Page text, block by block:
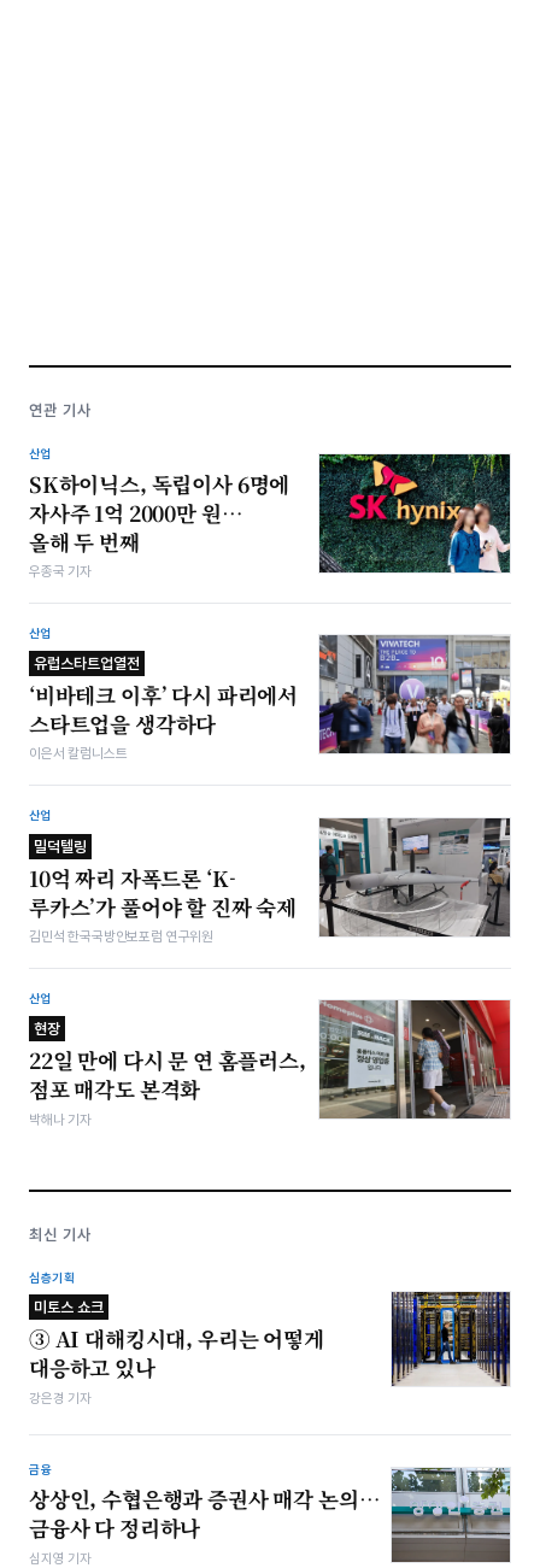
연관 기사
산업
SK하이닉스, 독립이사 6명에
자사주 1억 2000만 원…
올해 두 번째
우종국 기자
산업
유럽스타트업열전
‘비바테크 이후’ 다시 파리에서
스타트업을 생각하다
이은서 칼럼니스트
산업
밀덕텔링
10억 짜리 자폭드론 ‘K-
루카스’가 풀어야 할 진짜 숙제
김민석 한국국방안보포럼 연구위원
산업
현장
22일 만에 다시 문 연 홈플러스,
점포 매각도 본격화
박해나 기자
최신 기사
심층기획
미토스 쇼크
③ AI 대해킹시대, 우리는 어떻게
대응하고 있나
강은경 기자
금융
상상인, 수협은행과 증권사 매각 논의…
금융사 다 정리하나
심지영 기자